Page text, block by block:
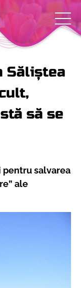
Săliștea
să se
salvarea
ale